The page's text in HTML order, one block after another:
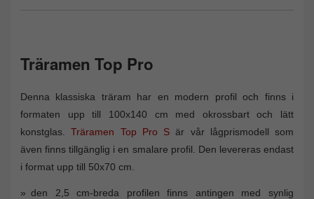
Träramen Top Pro
Denna klassiska träram har en modern profil och finns i
formaten upp till 100x140 cm med okrossbart och lätt
konstglas.Träramen Top Pro S är vår lågprismodell som
även finns tillgänglig i en smalare profil. Den levereras endast
i format upp till 50x70 cm.
den 2,5 cm-breda profilen finns antingen med synlig